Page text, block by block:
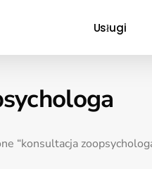
Usługi
“konsultacja